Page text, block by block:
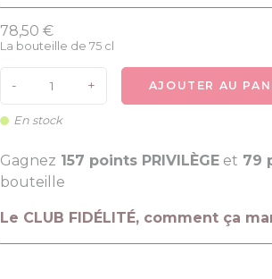
78,50 €
La bouteille de 75 cl
- + AJOUTER AU
En stock
Gagnez 157 points PRIVILÈGE et 79
bouteille
Le CLUB FIDÉLITÉ, comment ça